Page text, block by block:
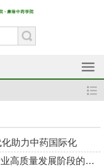
助力中药国际化
“企业家进高校”前沿大课堂：中医药产业高质量发展阶段的企业战...